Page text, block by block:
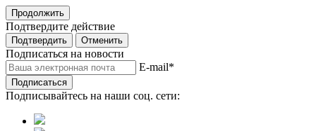
Продолжить
Подтвердите действие
Подтвердить Отменить
Подписаться на новости
E-mail*
Подписаться
Подписывайтесь на наши соц. сети: